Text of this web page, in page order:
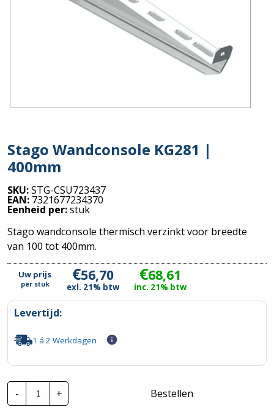
Stago Wandconsole KG281 |
400mm
SKU:STG-CSU723437
EAN: 7321677234370
Eenheid per:stuk
Stago wandconsole thermisch verzinkt voor breedte
van 100 tot 400mm.
Uw prijs
per stuk €56,70
exl. 21% btw
€68,61
inc. 21% btw
Levertijd:
1 á 2 Werkdagen
-
Stago
Wandconsole
KG281
+ Bestellen